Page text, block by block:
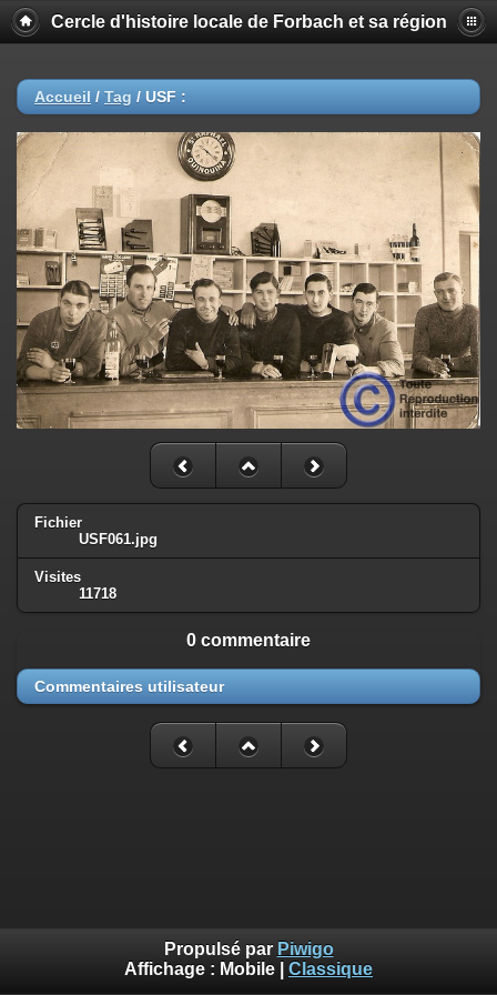
Cercle d'histoire locale de Forbach et sa région
Accueil / Tag / USF :
Fichier
USF061.jpg
Visites
11718
0 commentaire
Commentaires utilisateur
Propulsé par Piwigo
Affichage : Mobile Classique